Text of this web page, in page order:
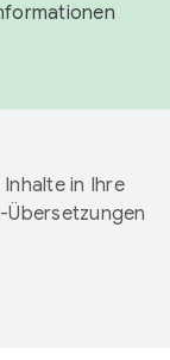
in Ihre